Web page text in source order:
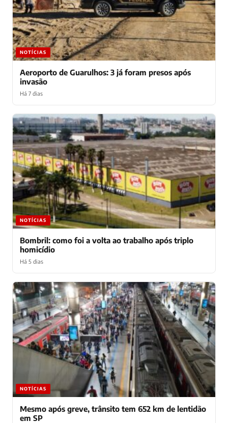
NOTÍCIAS
Aeroporto de Guarulhos: 3 já foram presos após
invasão
Há 7 dias
NOTÍCIAS
Bombril: como foi a volta ao trabalho após triplo
homicídio
Há 5 dias
NOTÍCIAS
Mesmo após greve, trânsito tem 652 km de lentidão
em SP